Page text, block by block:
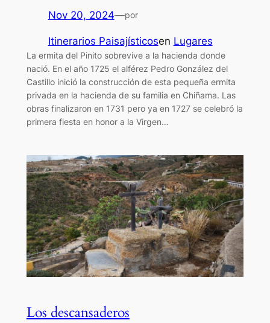
Nov 20, 2024—por
Itinerarios Paisajísticosen Lugares
La ermita del Pinito sobrevive a la hacienda donde
nació. En el año 1725 el alférez Pedro González del
Castillo inició la construcción de esta pequeña ermita
privada en la hacienda de su familia en Chiñama. Las
obras finalizaron en 1731 pero ya en 1727 se celebró la
primera fiesta en honor a la Virgen…
Los descansaderos